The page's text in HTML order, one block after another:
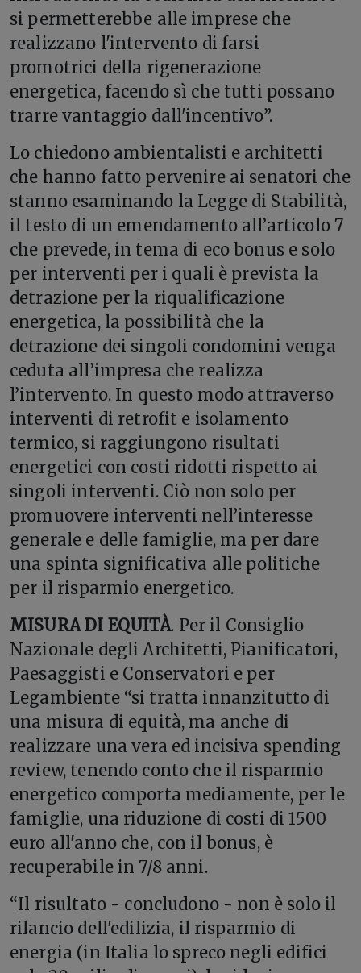
si permetterebbe alle imprese che
realizzano l'intervento di farsi
promotrici della rigenerazione
energetica, facendo sì che tutti possano
trarre vantaggio dall'incentivo”.
Lo chiedono ambientalisti e architetti
che hanno fatto pervenire ai senatori che
stanno esaminando la Legge di Stabilità,
il testo di un emendamento all’articolo 7
che prevede, in tema di eco bonus e solo
per interventi per i quali è prevista la
detrazione per la riqualificazione
energetica, la possibilità che la
detrazione dei singoli condomini venga
ceduta all’impresa che realizza
l’intervento. In questo modo attraverso
interventi di retrofit e isolamento
termico, si raggiungono risultati
energetici con costi ridotti rispetto ai
singoli interventi. Ciò non solo per
promuovere interventi nell’interesse
generale e delle famiglie, ma per dare
una spinta significativa alle politiche
per il risparmio energetico.
MISURA DI EQUITÀ. Per il Consiglio
Nazionale degli Architetti, Pianificatori,
Paesaggisti e Conservatori e per
Legambiente “si tratta innanzitutto di
una misura di equità, ma anche di
realizzare una vera ed incisiva spending
review, tenendo conto che il risparmio
energetico comporta mediamente, per le
famiglie, una riduzione di costi di 1500
euro all'anno che, con il bonus, è
recuperabile in 7/8 anni.
“Il risultato - concludono - non è solo il
rilancio dell'edilizia, il risparmio di
energia (in Italia lo spreco negli edifici